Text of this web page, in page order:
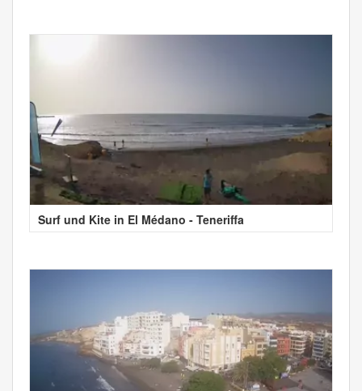
Surf und Kite in El Médano - Teneriffa